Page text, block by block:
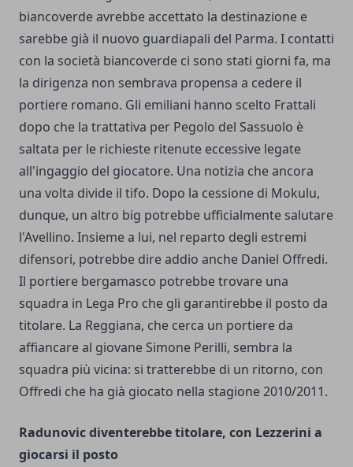
biancoverde avrebbe accettato la destinazione e
sarebbe già il nuovo guardiapali del Parma. I contatti
con la società biancoverde ci sono stati giorni fa, ma
la dirigenza non sembrava propensa a cedere il
portiere romano. Gli emiliani hanno scelto Frattali
dopo che la trattativa per Pegolo del Sassuolo è
saltata per le richieste ritenute eccessive legate
all'ingaggio del giocatore. Una notizia che ancora
una volta divide il tifo. Dopo la cessione di Mokulu,
dunque, un altro big potrebbe ufficialmente salutare
l'Avellino. Insieme a lui, nel reparto degli estremi
difensori, potrebbe dire addio anche Daniel Offredi.
Il portiere bergamasco potrebbe trovare una
squadra in Lega Pro che gli garantirebbe il posto da
titolare. La Reggiana, che cerca un portiere da
affiancare al giovane Simone Perilli, sembra la
squadra più vicina: si tratterebbe di un ritorno, con
Offredi che ha già giocato nella stagione 2010/2011.
Radunovic diventerebbe titolare, con Lezzerini a
giocarsi il posto